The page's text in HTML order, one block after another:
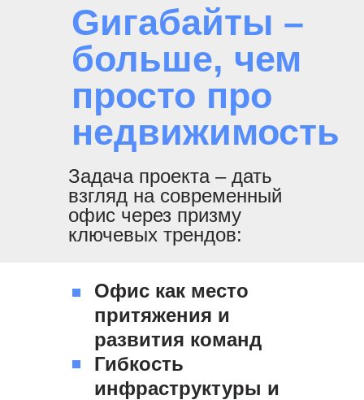
Gигабайты –
больше, чем
просто про
недвижимость
Офис как место
притяжения и
развития команд
Гибкость
инфраструктуры и
Задача проекта – дать
взгляд на современный
офис через призму
ключевых трендов: